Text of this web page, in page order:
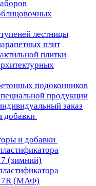
лестницы
плит
плитки
подоконников
продукции
заказ
добавки
и добавки
(зимний)
(МАФ)